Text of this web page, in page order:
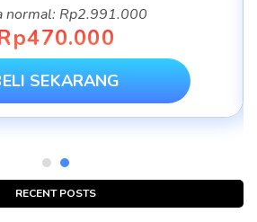
RECENT POSTS
normal: Rp2.991.000
SEKARANG